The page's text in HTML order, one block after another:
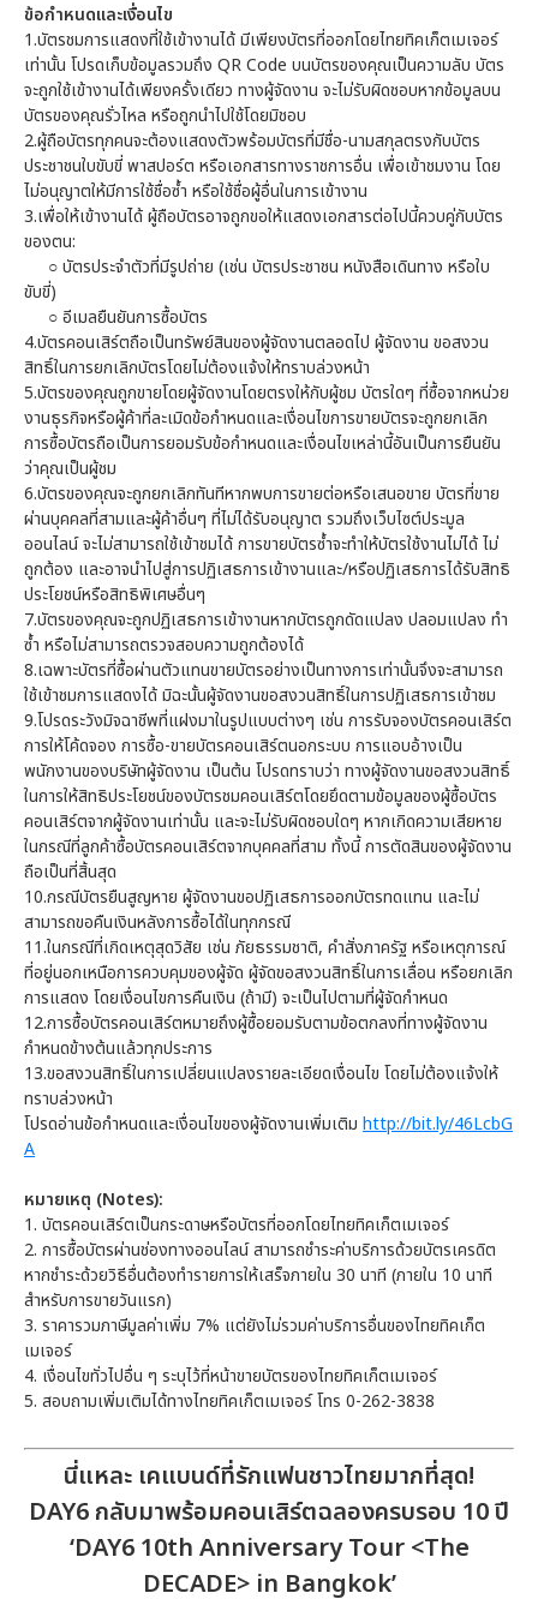
ข้อกำหนดและเงื่อนไข
1.บัตรชมการแสดงที่ใช้เข้างานได้ มีเพียงบัตรที่ออกโดยไทยทิคเก็ตเมเจอร์
เท่านั้น โปรดเก็บข้อมูลรวมถึง QR Code บนบัตรของคุณเป็นความลับ บัตร
จะถูกใช้เข้างานได้เพียงครั้งเดียว ทางผู้จัดงาน จะไม่รับผิดชอบหากข้อมูลบน
บัตรของคุณรั่วไหล หรือถูกนำไปใช้โดยมิชอบ
2.ผู้ถือบัตรทุกคนจะต้องแสดงตัวพร้อมบัตรที่มีชื่อ-นามสกุลตรงกับบัตร
ประชาชนใบขับขี่ พาสปอร์ต หรือเอกสารทางราชการอื่น เพื่อเข้าชมงาน โดย
ไม่อนุญาตให้มีการใช้ชื่อซ้ำ หรือใช้ชื่อผู้อื่นในการเข้างาน
3.เพื่อให้เข้างานได้ ผู้ถือบัตรอาจถูกขอให้แสดงเอกสารต่อไปนี้ควบคู่กับบัตร
ของตน:
○บัตรประจำตัวที่มีรูปถ่าย (เช่น บัตรประชาชน หนังสือเดินทาง หรือใบ
ขับขี่)
○อีเมลยืนยันการซื้อบัตร
4.บัตรคอนเสิร์ตถือเป็นทรัพย์สินของผู้จัดงานตลอดไป ผู้จัดงาน ขอสงวน
สิทธิ์ในการยกเลิกบัตรโดยไม่ต้องแจ้งให้ทราบล่วงหน้า
5.บัตรของคุณถูกขายโดยผู้จัดงานโดยตรงให้กับผู้ชม บัตรใดๆ ที่ซื้อจากหน่วย
งานธุรกิจหรือผู้ค้าที่ละเมิดข้อกำหนดและเงื่อนไขการขายบัตรจะถูกยกเลิก
การซื้อบัตรถือเป็นการยอมรับข้อกำหนดและเงื่อนไขเหล่านี้อันเป็นการยืนยัน
ว่าคุณเป็นผู้ชม
6.บัตรของคุณจะถูกยกเลิกทันทีหากพบการขายต่อหรือเสนอขาย บัตรที่ขาย
ผ่านบุคคลที่สามและผู้ค้าอื่นๆ ที่ไม่ได้รับอนุญาต รวมถึงเว็บไซต์ประมูล
ออนไลน์ จะไม่สามารถใช้เข้าชมได้ การขายบัตรซ้ำจะทำให้บัตรใช้งานไม่ได้ ไม่
ถูกต้อง และอาจนำไปสู่การปฏิเสธการเข้างานและ/หรือปฏิเสธการได้รับสิทธิ
ประโยชน์หรือสิทธิพิเศษอื่นๆ
7.บัตรของคุณจะถูกปฏิเสธการเข้างานหากบัตรถูกดัดแปลง ปลอมแปลง ทำ
ซ้ำ หรือไม่สามารถตรวจสอบความถูกต้องได้
8.เฉพาะบัตรที่ซื้อผ่านตัวแทนขายบัตรอย่างเป็นทางการเท่านั้นจึงจะสามารถ
ใช้เข้าชมการแสดงได้ มิฉะนั้นผู้จัดงานขอสงวนสิทธิ์ในการปฏิเสธการเข้าชม
9.โปรดระวังมิจฉาชีพที่แฝงมาในรูปแบบต่างๆ เช่น การรับจองบัตรคอนเสิร์ต
การให้โค้ดจอง การซื้อ-ขายบัตรคอนเสิร์ตนอกระบบ การแอบอ้างเป็น
พนักงานของบริษัทผู้จัดงาน เป็นต้น โปรดทราบว่า ทางผู้จัดงานขอสงวนสิทธิ์
ในการให้สิทธิประโยชน์ของบัตรชมคอนเสิร์ตโดยยึดตามข้อมูลของผู้ซื้อบัตร
คอนเสิร์ตจากผู้จัดงานเท่านั้น และจะไม่รับผิดชอบใดๆ หากเกิดความเสียหาย
ในกรณีที่ลูกค้าซื้อบัตรคอนเสิร์ตจากบุคคลที่สาม ทั้งนี้ การตัดสินของผู้จัดงาน
ถือเป็นที่สิ้นสุด
10.กรณีบัตรยืนสูญหาย ผู้จัดงานขอปฏิเสธการออกบัตรทดแทน และไม่
สามารถขอคืนเงินหลังการซื้อได้ในทุกกรณี
11.ในกรณีที่เกิดเหตุสุดวิสัย เช่น ภัยธรรมชาติ, คำสั่งภาครัฐ หรือเหตุการณ์
ที่อยู่นอกเหนือการควบคุมของผู้จัด ผู้จัดขอสงวนสิทธิ์ในการเลื่อน หรือยกเลิก
การแสดง โดยเงื่อนไขการคืนเงิน (ถ้ามี) จะเป็นไปตามที่ผู้จัดกำหนด
12.การซื้อบัตรคอนเสิร์ตหมายถึงผู้ซื้อยอมรับตามข้อตกลงที่ทางผู้จัดงาน
กำหนดข้างต้นแล้วทุกประการ
13.ขอสงวนสิทธิ์ในการเปลี่ยนแปลงรายละเอียดเงื่อนไข โดยไม่ต้องแจ้งให้
ทราบล่วงหน้า
โปรดอ่านข้อกำหนดและเงื่อนไขของผู้จัดงานเพิ่มเติม http://bit.ly/46LcbG
A
หมายเหตุ (Notes):
1. บัตรคอนเสิร์ตเป็นกระดาษหรือบัตรที่ออกโดยไทยทิคเก็ตเมเจอร์
2. การซื้อบัตรผ่านช่องทางออนไลน์ สามารถชำระค่าบริการด้วยบัตรเครดิต
หากชำระด้วยวิธีอื่นต้องทำรายการให้เสร็จภายใน 30 นาที (ภายใน 10 นาที
สำหรับการขายวันแรก)
3. ราคารวมภาษีมูลค่าเพิ่ม 7% แต่ยังไม่รวมค่าบริการอื่นของไทยทิคเก็ต
เมเจอร์
4. เงื่อนไขทั่วไปอื่น ๆ ระบุไว้ที่หน้าขายบัตรของไทยทิคเก็ตเมเจอร์
5. สอบถามเพิ่มเติมได้ทางไทยทิคเก็ตเมเจอร์ โทร 0-262-3838
นี่แหละ เคแบนด์ที่รักแฟนชาวไทยมากที่สุด!
DAY6 กลับมาพร้อมคอนเสิร์ตฉลองครบรอบ 10 ปี
‘DAY6 10th Anniversary Tour <The
DECADE> in Bangkok’